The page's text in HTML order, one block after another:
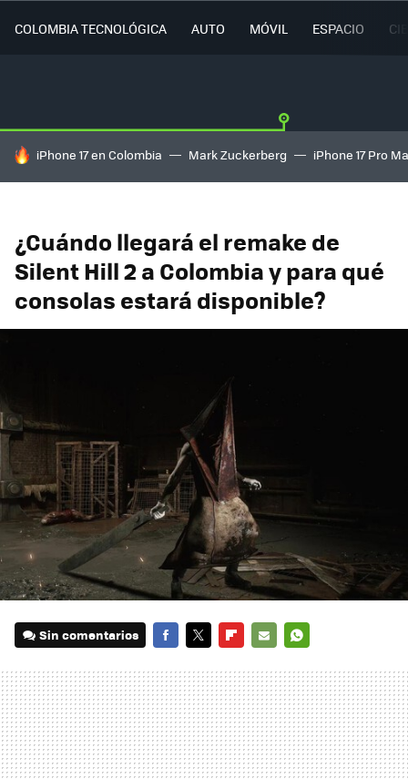
COLOMBIA TECNOLÓGICA AUTO MÓVIL ESPACIO
HOY SE HABLA DE
iPhone 17 en Colombia Mark Zuckerberg iPhone 17 Pro
¿Cuándo llegará el remake de
Silent Hill 2 a Colombia y para qué
consolas estará disponible?
Sin comentarios
MAIL